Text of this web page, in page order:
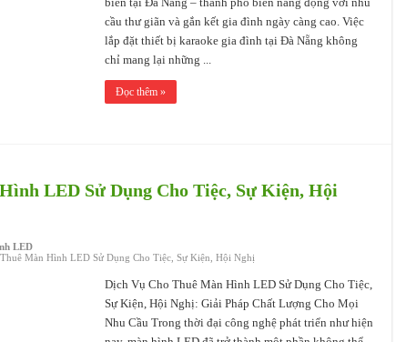
cầu thư giãn và gắn kết gia đình ngày càng cao. Việc
lắp đặt thiết bị karaoke gia đình tại Đà Nẵng không
chỉ mang lại những ...
Đọc thêm »
LED Sử Dụng Cho Tiệc, Sự Kiện, Hội
LED
Màn Hình LED Sử Dụng Cho Tiệc, Sự Kiện, Hội Nghị
Dịch Vụ Cho Thuê Màn Hình LED Sử Dụng Cho Tiệc,
Sự Kiện, Hội Nghị: Giải Pháp Chất Lượng Cho Mọi
Nhu Cầu Trong thời đại công nghệ phát triển như hiện